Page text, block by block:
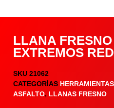
LLANA
EXTREMOS
SKU 21062
CATEGORÍAS
ASFALTO, LLANAS FRESNO